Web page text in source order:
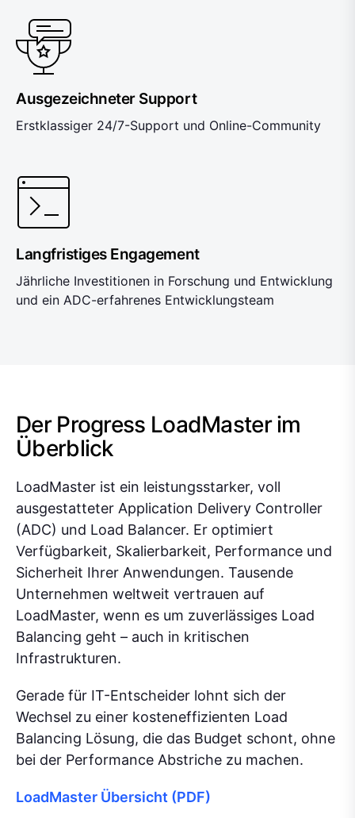
Ausgezeichneter Support
Erstklassiger 24/7-Support und Online-Community
Langfristiges Engagement
Jährliche Investitionen in Forschung und Entwicklung
und ein ADC-erfahrenes Entwicklungsteam
Der Progress LoadMaster im
Überblick
LoadMaster ist ein leistungsstarker, voll
ausgestatteter Application Delivery Controller
(ADC) und Load Balancer. Er optimiert
Verfügbarkeit, Skalierbarkeit, Performance und
Sicherheit Ihrer Anwendungen. Tausende
Unternehmen weltweit vertrauen auf
LoadMaster, wenn es um zuverlässiges Load
Balancing geht – auch in kritischen
Infrastrukturen.
Gerade für IT-Entscheider lohnt sich der
Wechsel zu einer kosteneffizienten Load
Balancing Lösung, die das Budget schont, ohne
bei der Performance Abstriche zu machen.
LoadMaster Übersicht (PDF)